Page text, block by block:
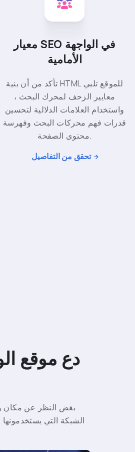
معيار SEO في الواجهة
الأمامية
تأكد من أن بنية HTML للموقع تلبي
معايير الزحف لمحرك البحث ،
واستخدام العلامات الدلالية لتحسين
قدرات فهم محركات البحث وفهرسة
محتوى الصفحة.
تحقق من التفاصيل
دع موقع
بغض النظر عن مكان
الشبكة التي